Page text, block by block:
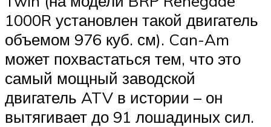
1000R установлен такой двигатель
объемом 976 куб. см). Can-Am
может похвастаться тем, что это
самый мощный заводской
двигатель ATV в истории – он
вытягивает до 91 лошадиных сил.